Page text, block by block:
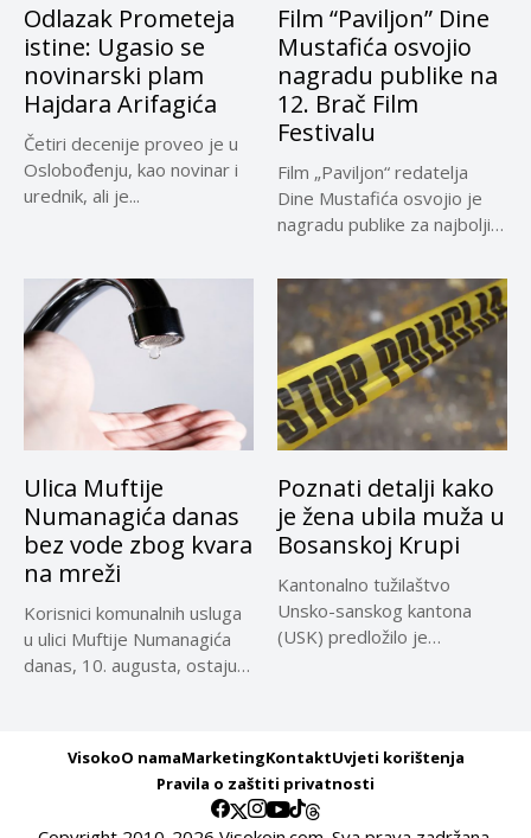
Odlazak Prometeja
istine: Ugasio se
novinarski plam
Hajdara Arifagića
Četiri decenije proveo je u
Oslobođenju, kao novinar i
urednik, ali je...
Film “Paviljon” Dine
Mustafića osvojio
nagradu publike na
12. Brač Film
Festivalu
Film „Paviljon“ redatelja
Dine Mustafića osvojio je
nagradu publike za najbolji
Ulica Muftije
Numanagića danas
bez vode zbog kvara
na mreži
Korisnici komunalnih usluga
u ulici Muftije Numanagića
danas, 10. augusta, ostaju
Poznati detalji kako
je žena ubila muža u
Bosanskoj Krupi
Kantonalno tužilaštvo
Unsko-sanskog kantona
(USK) predložilo je
VisokoO namaMarketingKontaktUvjeti korištenja
Pravila o zaštiti privatnosti